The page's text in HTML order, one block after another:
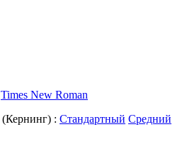
Times New Roman
(Кернинг) : Стандартный Средний